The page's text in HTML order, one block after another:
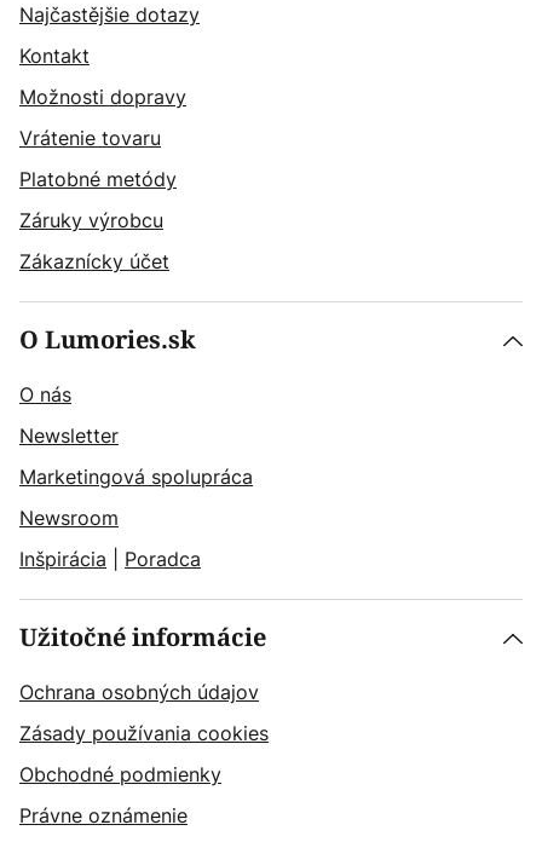
Najčastějšie dotazy
Kontakt
Možnosti dopravy
Vrátenie tovaru
Platobné metódy
Záruky výrobcu
Zákaznícky účet
O Lumories.sk
O nás
Newsletter
Marketingová spolupráca
Newsroom
Inšpirácia
Poradca
Užitočné informácie
Ochrana osobných údajov
Zásady používania cookies
Obchodné podmienky
Právne oznámenie